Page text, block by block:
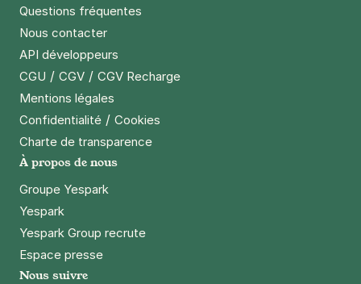
Questions fréquentes
Nous contacter
API développeurs
CGU / CGV / CGV Recharge
Mentions légales
Confidentialité / Cookies
Charte de transparence
À propos de nous
Groupe Yespark
Yespark
Yespark Group recrute
Espace presse
Nous suivre